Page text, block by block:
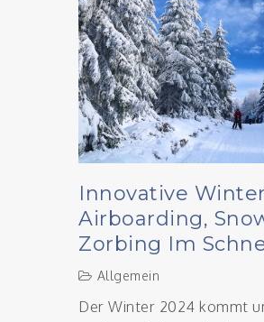
Innovative
Airboarding,
Zorbing Im
Allgemein
Der Winter 2024 kommt